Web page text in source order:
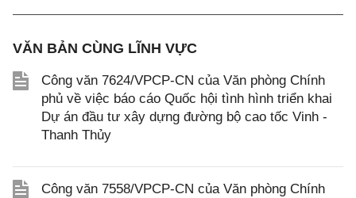
VĂN BẢN CÙNG LĨNH VỰC
Công văn 7624/VPCP-CN của Văn phòng Chính
phủ về việc báo cáo Quốc hội tình hình triển khai
Dự án đầu tư xây dựng đường bộ cao tốc Vinh -
Thanh Thủy
Công văn 7558/VPCP-CN của Văn phòng Chính